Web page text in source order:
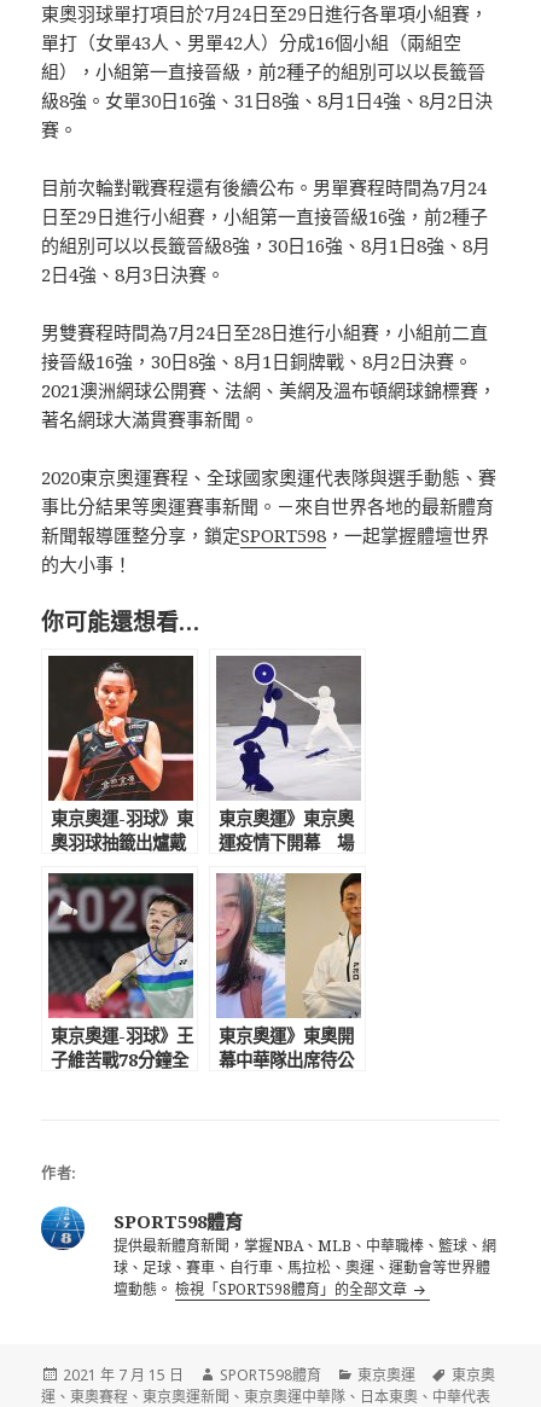
東奧羽球單打項目於7月24日至29日進行各單項小組賽，
單打（女單43人、男單42人）分成16個小組（兩組空
組），小組第一直接晉級，前2種子的組別可以以長籤晉
級8強。女單30日16強、31日8強、8月1日4強、8月2日決
賽。
目前次輪對戰賽程還有後續公布。男單賽程時間為7月24
日至29日進行小組賽，小組第一直接晉級16強，前2種子
的組別可以以長籤晉級8強，30日16強、8月1日8強、8月
2日4強、8月3日決賽。
男雙賽程時間為7月24日至28日進行小組賽，小組前二直
接晉級16強，30日8強、8月1日銅牌戰、8月2日決賽。
2021澳洲網球公開賽、法網、美網及溫布頓網球錦標賽，
著名網球大滿貫賽事新聞。
2020東京奧運賽程、全球國家奧運代表隊與選手動態、賽
事比分結果等奧運賽事新聞。－來自世界各地的最新體育
新聞報導匯整分享，鎖定SPORT598 ，一起掌握體壇世界
的大小事！
你可能還想看…
東京奧運-羽球》東
奧羽球抽籤出爐戴
國、瑞士奪牌大利
多
東京奧運》東京奧
運疫情下開幕 場
變變變是唯一亮點
東京奧運-羽球》王
子維苦戰78分鐘全
東京奧運》東奧開
幕中華隊出席待公
作者:
SPORT598體育
提供最新體育新聞，掌握NBA、MLB、中華職棒、籃球、網
球、足球、賽車、自行車、馬拉松、奧運、運動會等世界體
壇動態。檢視「SPORT598體育」的全部文章
發
佈
2021 年 7 月 15 日
作
者
SPORT598體育
分
類
東京奧運
標
籤
東京奧
運 、東奧賽程 、東京奧運新聞 、東京奧運中華隊 、 日本東奧 、 中華代表